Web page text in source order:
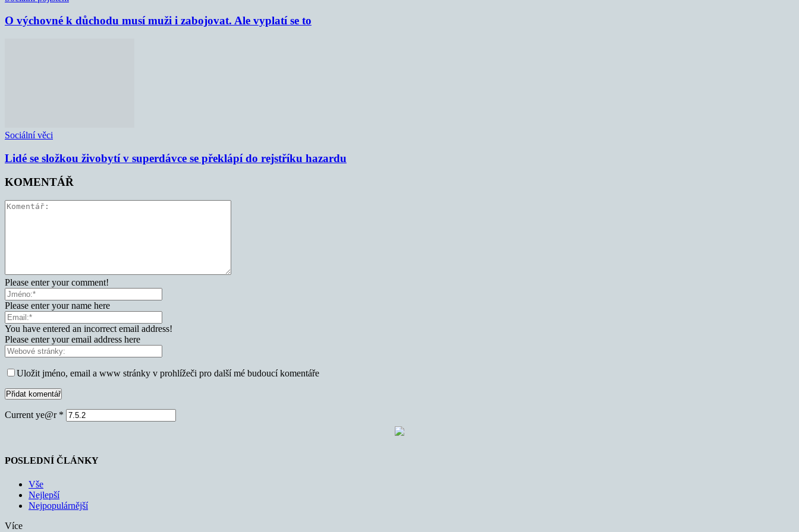
O výchovné k důchodu musí muži i zabojovat. Ale vyplatí se to
Sociální věci
Lidé se složkou živobytí v superdávce se překlápí do rejstříku hazardu
KOMENTÁŘ
Please enter your comment!
Please enter your name here
You have entered an incorrect email address!
Please enter your email address here
Uložit jméno, email a www stránky v prohlížeči pro další mé budoucí komentáře
Current ye@r *
POSLEDNÍ ČLÁNKY
Vše
Nejlepší
Nejpopulárnější
Více